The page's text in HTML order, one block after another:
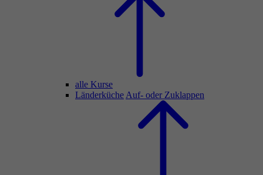
alle Kurse
Länderküche Auf- oder Zuklappen